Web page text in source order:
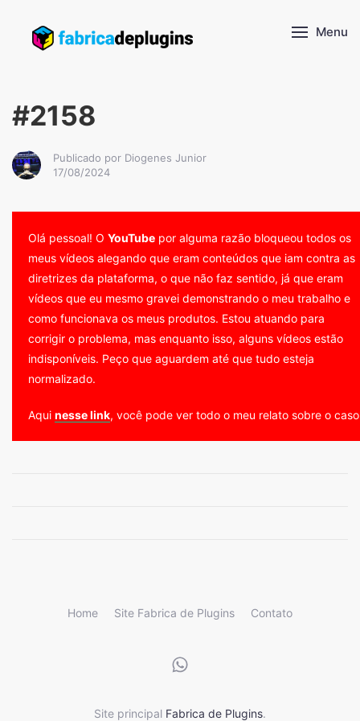
Menu
#2158
Publicado por Diogenes Junior
17/08/2024
Olá pessoal! O YouTube por alguma razão bloqueou todos os
meus vídeos alegando que eram conteúdos que iam contra as
diretrizes da plataforma, o que não faz sentido, já que eram
vídeos que eu mesmo gravei demonstrando o meu trabalho e
como funcionava os meus produtos. Estou atuando para
corrigir o problema, mas enquanto isso, alguns vídeos estão
indisponíveis. Peço que aguardem até que tudo esteja
normalizado.
Aqui nesse link, você pode ver todo o meu relato sobre o
Home Site Fabrica de Plugins Contato
Site principal Fabrica de Plugins.